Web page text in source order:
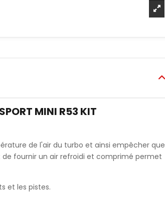
MINI R53 KIT
de l'air du turbo et ainsi empêcher que
fournir un air refroidi et comprimé permet
et les pistes.